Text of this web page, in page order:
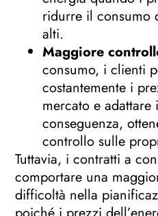
ridurre il consumo
alti.
Maggiore
consumo, i clienti
costantemente i
mercato e
conseguenza,
controllo sulle
Tuttavia, i contratti a
comportare una
difficoltà nella